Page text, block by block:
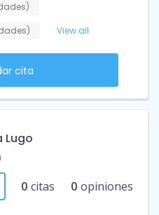
View all
cita
Lugo
0 citas 0 opiniones